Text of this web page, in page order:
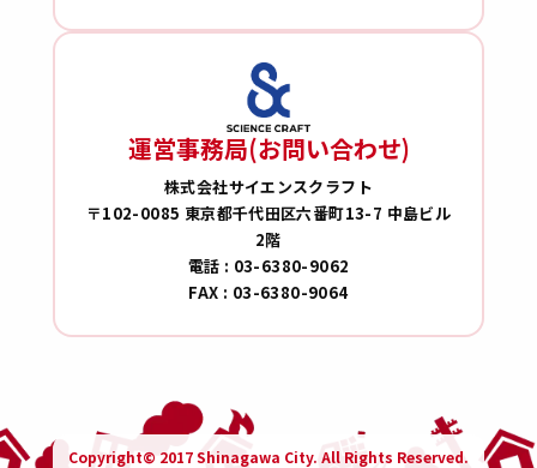
運営事務局(お問い合わせ)
株式会社サイエンスクラフト
〒102-0085 東京都千代田区六番町13-7 中島ビル
2階
電話 : 03-6380-9062
FAX : 03-6380-9064
Copyright© 2017 Shinagawa City. All Rights Reserved.